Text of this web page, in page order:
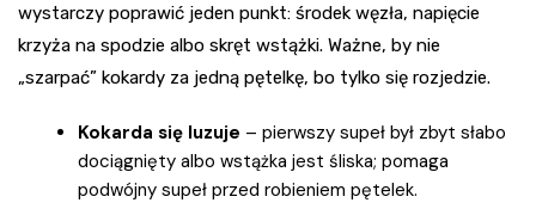
wystarczy poprawić jeden punkt: środek węzła, napięcie
krzyża na spodzie albo skręt wstążki. Ważne, by nie
„szarpać” kokardy za jedną pętelkę, bo tylko się rozjedzie.
Kokarda się luzuje – pierwszy supeł był zbyt słabo
dociągnięty albo wstążka jest śliska; pomaga
podwójny supeł przed robieniem pętelek.